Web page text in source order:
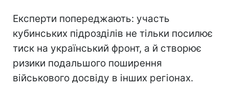
Експерти попереджають: участь
кубинських підрозділів не тільки посилює
тиск на український фронт, а й створює
ризики подальшого поширення
військового досвіду в інших регіонах.